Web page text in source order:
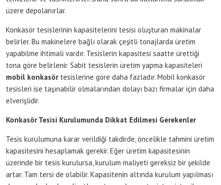
üzere depolanırlar.
Konkasör tesislerinin kapasitelerini tesisi oluşturan makinalar
belirler. Bu makinelere bağlı olarak çeşitli tonajlarda üretim
yapabilme ihtimali vardır. Tesislerin kapasitesi saatte ürettiği
tona göre belirlenir. Sabit tesislerin üretim yapma kapasiteleri
mobil konkasörtesislerine göre daha fazladır. Mobil konkasör
tesisleri ise taşınabilir olmalarından dolayı bazı firmalar için daha
elverişlidir.
Konkasör Tesisi Kurulumunda Dikkat Edilmesi Gerekenler
Tesis kurulumuna karar verildiği takdirde, öncelikle tahmini üretim
kapasitesini hesaplamak gerekir. Eğer üretim kapasitesinin
üzerinde bir tesis kurulursa, kurulum maliyeti gereksiz bir şekilde
artar. Tam tersi de olabilir. Kapasitenin altında kurulum yapılması